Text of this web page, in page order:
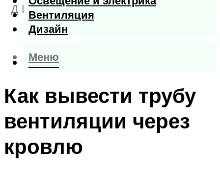
Вентиляция
Дизайн
Меню
Меню
Как вывести трубу
вентиляции через
кровлю